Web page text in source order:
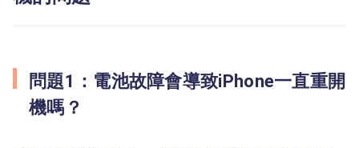
問題1：電池故障會導致iPhone一直重開
機嗎？